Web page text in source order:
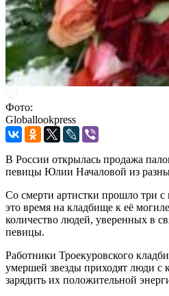
Фото:
Globallookpress
В России открылась продажа
певицы Юлии Началовой из
Со смерти артистки прошло три с
это время на кладбище к её
количество людей, уверенных в
певицы.
Работники Троекуровского
умершей звезды приходят люди с
зарядить их положительной